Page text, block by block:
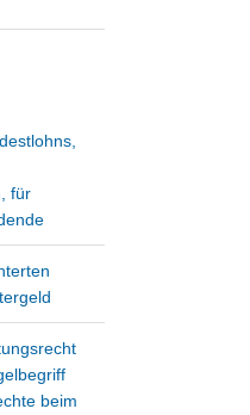
für
beim